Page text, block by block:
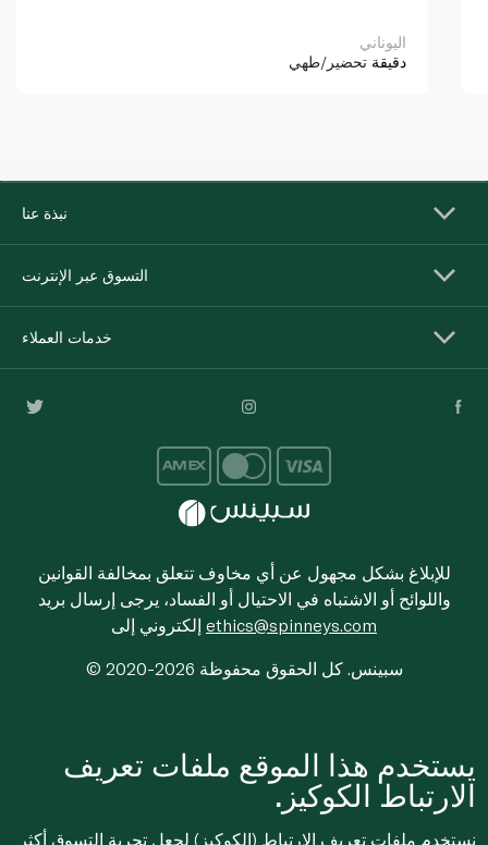
اليوناني
دقيقة تحضير/طهي
نبذة عنا
التسوق عبر الإنترنت
خدمات العملاء
للإبلاغ بشكل مجهول عن أي مخاوف تتعلق بمخالفة القوانين
واللوائح أو الاشتباه في الاحتيال أو الفساد، يرجى إرسال بريد
ethics@spinneys.com
© 2020-2026 سبينس. كل الحقوق محفوظة
يستخدم هذا الموقع ملفات تعريف
الارتباط الكوكيز.
نستخدم ملفات تعريف الارتباط (الكوكيز) لجعل تجربة التسوق أكثر